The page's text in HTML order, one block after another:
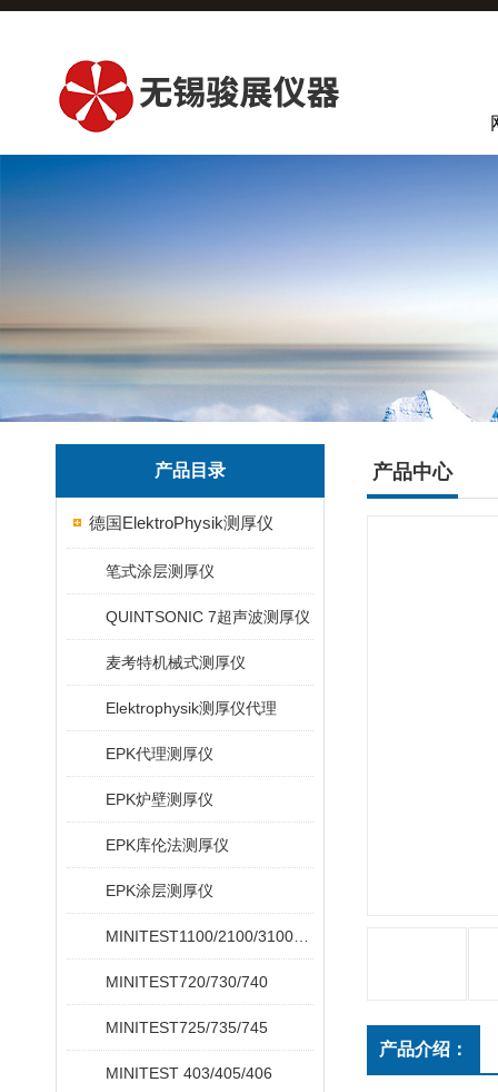
产品目录
德国ElektroPhysik测厚仪
笔式涂层测厚仪
QUINTSONIC 7超声波测厚仪
麦考特机械式测厚仪
Elektrophysik测厚仪代理
EPK代理测厚仪
EPK炉壁测厚仪
EPK库伦法测厚仪
EPK涂层测厚仪
MINITEST720/730/740
MINITEST725/735/745
MINITEST 403/405/406
产品中心
产品介绍：